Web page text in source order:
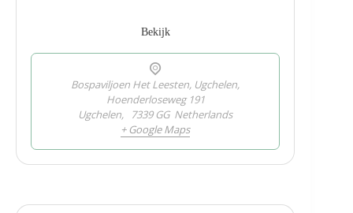
Bekijk
Bospaviljoen Het Leesten, Ugchelen,
Hoenderloseweg 191
Ugchelen, 7339 GG Netherlands
+ Google Maps